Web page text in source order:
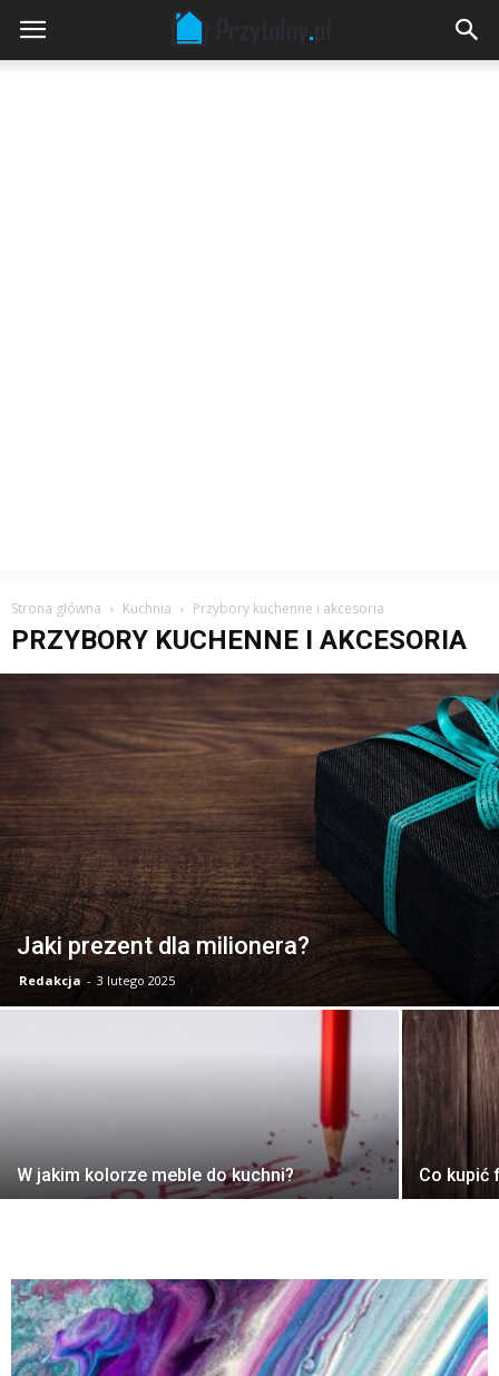
Strona główna Kuchnia Przybory kuchenne i akcesoria
PRZYBORY KUCHENNE I AKCESORIA
Jaki prezent dla milionera?
Redakcja - 3 lutego 2025
W jakim kolorze meble do kuchni? Co kupić